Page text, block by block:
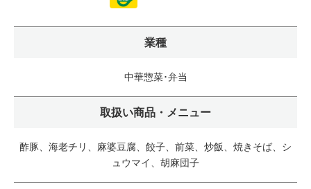
業種
中華惣菜･弁当
取扱い商品・メニュー
酢豚、海老チリ、麻婆豆腐、餃子、前菜、炒飯、焼きそば、シ
ュウマイ、胡麻団子